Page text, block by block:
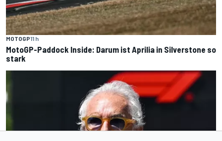
MOTOGP11 h
MotoGP-Paddock Inside: Darum ist Aprilia in Silverstone so
stark